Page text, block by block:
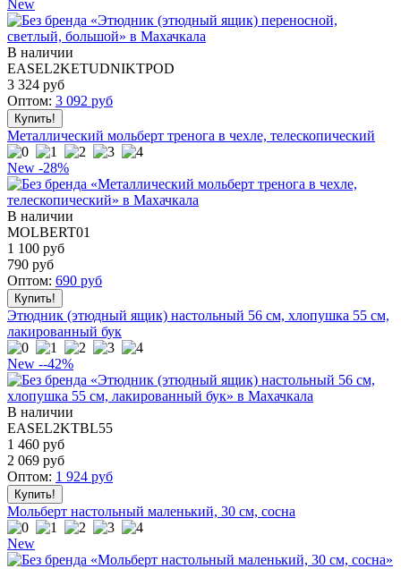
New
В наличии
EASEL2KETUDNIKTPOD
3 324 руб
Оптом: 3 092 руб
Металлический мольберт тренога в чехле, телескопический
New -28%
В наличии
MOLBERT01
1 100 руб
790 руб
Оптом: 690 руб
Этюдник (этюдный ящик) настольный 56 см, хлопушка 55 см,
лакированный бук
New --42%
В наличии
EASEL2KTBL55
1 460 руб
2 069 руб
Оптом: 1 924 руб
Мольберт настольный маленький, 30 см, сосна
New